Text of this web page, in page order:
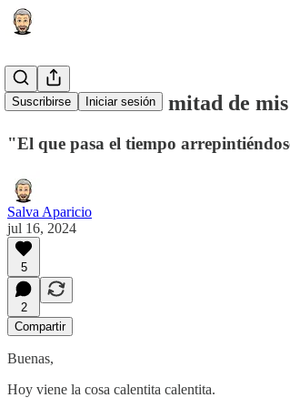
Suscribirse Iniciar sesión
He consumido la mitad de
"El que pasa el tiempo
Salva Aparicio
jul 16, 2024
5
2
Compartir
Buenas,
Hoy viene la cosa calentita calentita.